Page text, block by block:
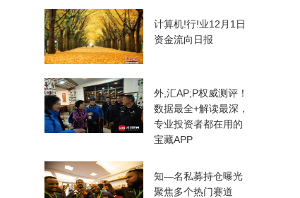
计算机!行!业12月1日
资金流向日报
外,汇AP;P权威测评！
数据最全+解读最深，
专业投资者都在用的
宝藏APP
知—名私募持仓曝光
聚焦多个热门赛道